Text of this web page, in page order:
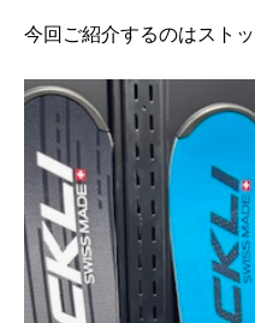
今回ご紹介するのはスト